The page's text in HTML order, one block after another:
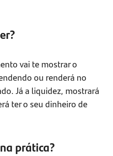
vai te mostrar o
ou renderá no
Já a liquidez, mostrará
ter o seu dinheiro de
prática?